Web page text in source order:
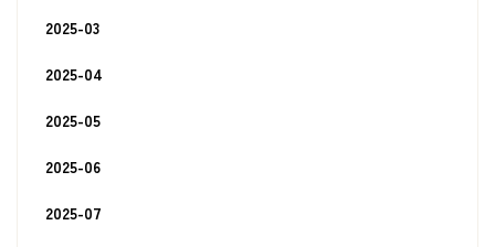
2025-03
2025-04
2025-05
2025-06
2025-07